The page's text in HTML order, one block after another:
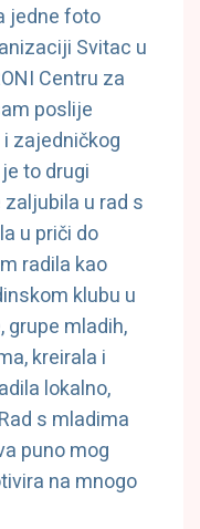
jedne foto
Svitac u
Centru za
poslije
zajedničkog
to drugi
u rad s
u priči do
radila kao
klubu u
grupe mladih,
kreirala i
lokalno,
s mladima
puno mog
na mnogo